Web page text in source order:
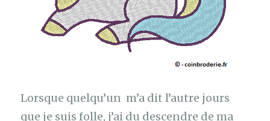
Lorsque quelqu’un m’a dit l’autre jours
que je suis folle, j’ai du descendre de ma